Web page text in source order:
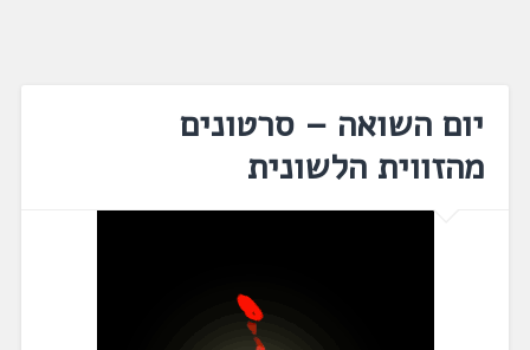
יום השואה – סרטונים
מהזווית הלשונית